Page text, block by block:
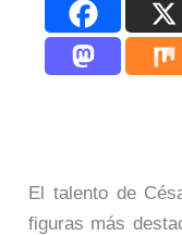
El talento de
figuras más